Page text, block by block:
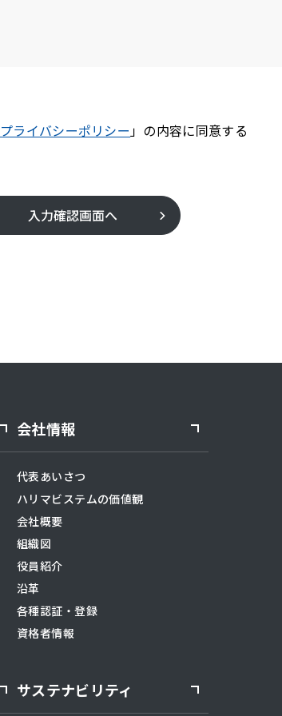
プライバシーポリシー」の内容に同意する
入力確認画面へ
会社情報
代表あいさつ
ハリマビステムの価値観
会社概要
組織図
役員紹介
沿革
各種認証・登録
資格者情報
サステナビリティ